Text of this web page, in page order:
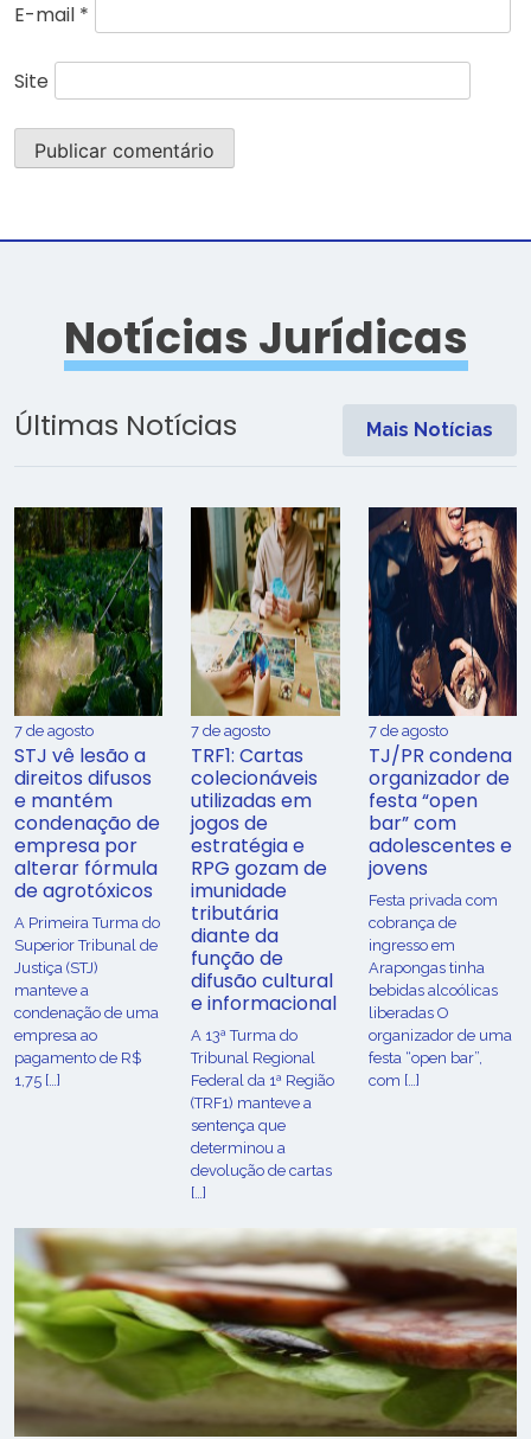
E-mail *
Site
Notícias Jurídicas
Últimas Notícias Mais Notícias
7 de agosto
STJ vê lesão a
direitos difusos
e mantém
condenação de
empresa por
alterar fórmula
de agrotóxicos
​A Primeira Turma do
Superior Tribunal de
Justiça (STJ)
manteve a
condenação de uma
empresa ao
pagamento de R$
1,75 […]
7 de agosto
TRF1: Cartas
colecionáveis
utilizadas em
jogos de
estratégia e
RPG gozam de
imunidade
tributária
diante da
função de
difusão cultural
e informacional
A 13ª Turma do
Tribunal Regional
Federal da 1ª Região
(TRF1) manteve a
sentença que
determinou a
devolução de cartas
[…]
7 de agosto
TJ/PR condena
organizador de
festa “open
bar” com
adolescentes e
jovens
Festa privada com
cobrança de
ingresso em
Arapongas tinha
bebidas alcoólicas
liberadas O
organizador de uma
festa “open bar”,
com […]